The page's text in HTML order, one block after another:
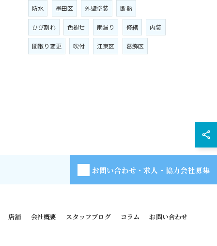
防水 墨田区 外壁塗装 断熱
ひび割れ 色褪せ 雨漏り 修繕 内装
間取り変更 吹付 江東区 葛飾区
お問い合わせ・求人・協力会社募集
店舗 会社概要 スタッフブログ コラム
お問い合わせ